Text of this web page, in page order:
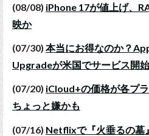
(08/08) iPhone 17が値上げ、
映か
(07/30) 本当にお得なのか？
Upgradeが米国でサービス開始
(07/20) iCloud+の価格が各プ
ちょっと嫌かも
(07/16) Netflixで『火垂るの墓